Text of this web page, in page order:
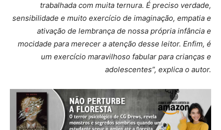
trabalhada com muita ternura. É preciso verdade,
sensibilidade e muito exercício de imaginação, empatia e
ativação de lembrança de nossa própria infância e
mocidade para merecer a atenção desse leitor. Enfim, é
um exercício maravilhoso fabular para crianças e
adolescentes”, explica o autor.